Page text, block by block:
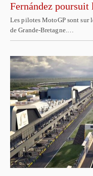
Fernández
Les pilotes MotoGP sont sur
de Grande-Bretagne.…